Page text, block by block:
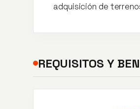
adquisición de
REQUISITOS Y